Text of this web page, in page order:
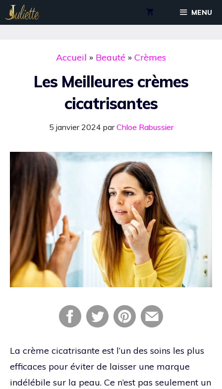
Aller
au
MENU
Accueil » Beauté » Crèmes
Les Meilleures crèmes
cicatrisantes
5 janvier 2024 parChloe Rabussier
La crème cicatrisante est l’un des soins les plus
efficaces pour éviter de laisser une marque
indélébile sur la peau. Ce n’est pas seulement un